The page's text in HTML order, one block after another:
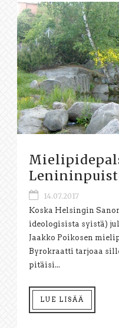
14.07.2017
Koska Helsingin
ideologisista syistä)
Jaakko Poikosen
Byrokraatti tarjoaa
pitäisi...
LUE LISÄÄ